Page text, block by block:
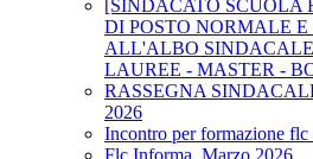
[SINDACATO SCUOLA
DI POSTO NORMALE E
ALL'ALBO
LAUREE - MASTER -
RASSEGNA
2026
Incontro per formazione flc